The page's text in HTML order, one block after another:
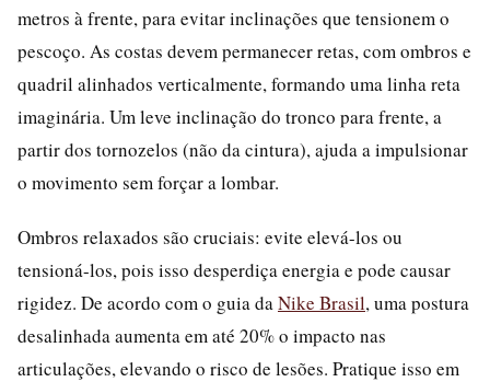
metros à frente, para evitar inclinações que tensionem o
pescoço. As costas devem permanecer retas, com ombros e
quadril alinhados verticalmente, formando uma linha reta
imaginária. Um leve inclinação do tronco para frente, a
partir dos tornozelos (não da cintura), ajuda a impulsionar
o movimento sem forçar a lombar.
Ombros relaxados são cruciais: evite elevá-los ou
tensioná-los, pois isso desperdiça energia e pode causar
rigidez. De acordo com o guia daNike Brasil, uma postura
desalinhada aumenta em até 20% o impacto nas
articulações, elevando o risco de lesões. Pratique isso em